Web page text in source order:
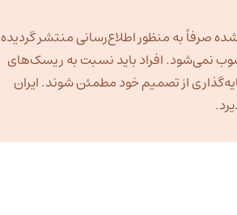
صرفاً به منظور اطلاع‌رسانی منتشر گردیده
نمی‌شود. افراد باید نسبت به ریسک‌های
از تصمیم خود مطمئن شوند. ایران